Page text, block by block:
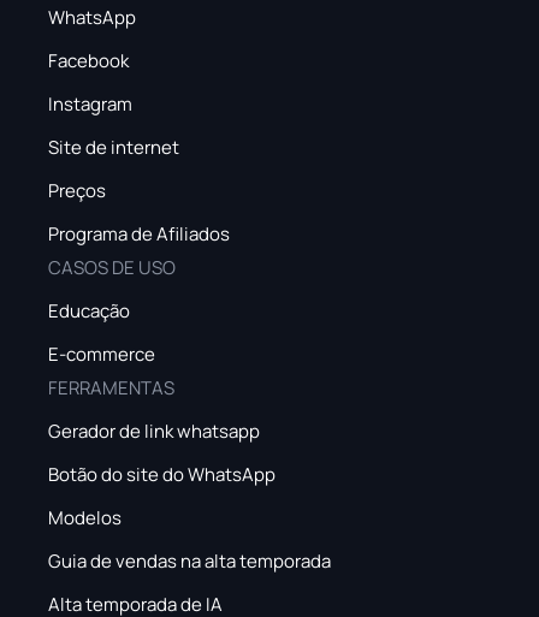
WhatsApp
Facebook
Instagram
Site de internet
Preços
Programa de Afiliados
CASOS DE USO
Educação
E-commerce
FERRAMENTAS
Gerador de link whatsapp
Botão do site do WhatsApp
Modelos
Guia de vendas na alta temporada
Alta temporada de IA